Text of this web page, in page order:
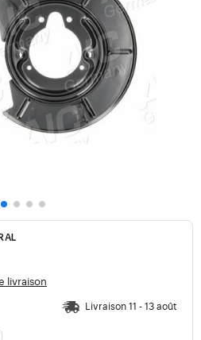
livraison
Livraison 11 - 13 août